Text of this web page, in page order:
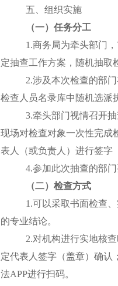
五、组织实施
（一）任务分工
1 .商务局为牵头部门
定抽查工作方案，随机抽取
2.涉及本次检查的部
检查人员名录库中随机选派
3.牵头部门视情召开
现场对检查对象一次性完成
表人（或负责人）进行签字
4.参加此次抽查的部
（二）检查方式
1 .可以采取书面检查
的专业结论。
2.对机构进行实地核
定代表人签字（盖章）确认
法APP进行扫码。